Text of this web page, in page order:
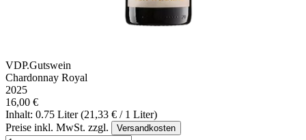
VDP.Gutswein
Chardonnay Royal
2025
16,00 €
Inhalt: 0.75 Liter (21,33 € / 1 Liter)
Preise inkl. MwSt. zzgl.
Versandkosten